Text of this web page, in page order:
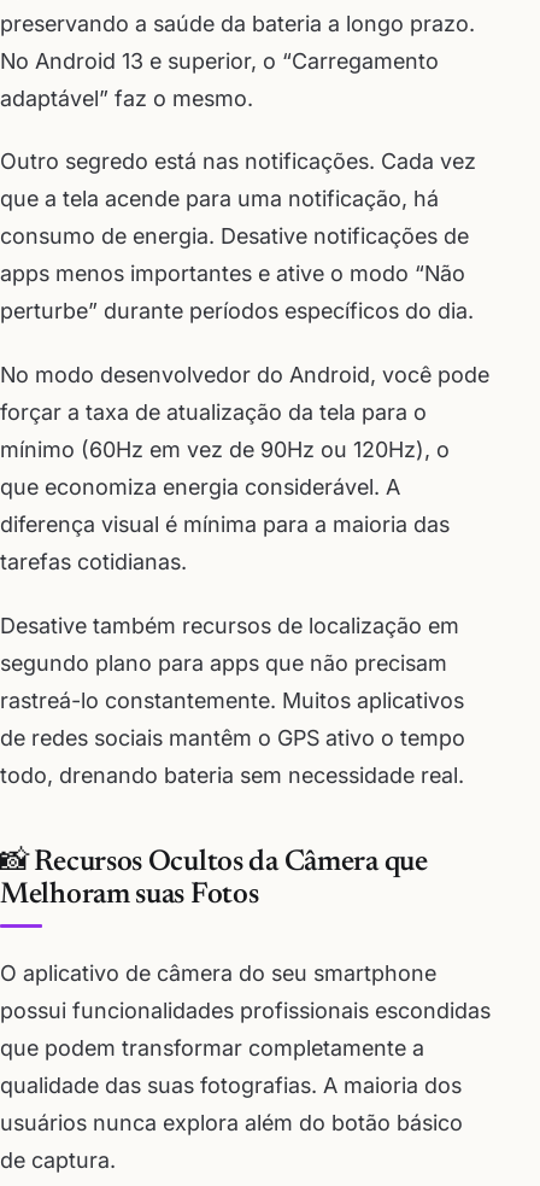
preservando a saúde da bateria a longo prazo.
No Android 13 e superior, o “Carregamento
adaptável” faz o mesmo.
Outro segredo está nas notificações. Cada vez
que a tela acende para uma notificação, há
consumo de energia. Desative notificações de
apps menos importantes e ative o modo “Não
perturbe” durante períodos específicos do dia.
No modo desenvolvedor do Android, você pode
forçar a taxa de atualização da tela para o
mínimo (60Hz em vez de 90Hz ou 120Hz), o
que economiza energia considerável. A
diferença visual é mínima para a maioria das
tarefas cotidianas.
Desative também recursos de localização em
segundo plano para apps que não precisam
rastreá-lo constantemente. Muitos aplicativos
de redes sociais mantêm o GPS ativo o tempo
todo, drenando bateria sem necessidade real.
📸 Recursos Ocultos da Câmera que
Melhoram suas Fotos
O aplicativo de câmera do seu smartphone
possui funcionalidades profissionais escondidas
que podem transformar completamente a
qualidade das suas fotografias. A maioria dos
usuários nunca explora além do botão básico
de captura.